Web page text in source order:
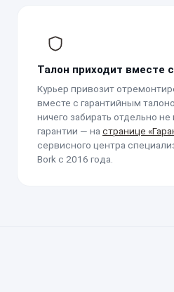
Талон приходит вместе
Курьер привозит
вместе с гарантийным
ничего забирать отдельно
гарантии — на странице
сервисного центра
Bork с 2016 года.